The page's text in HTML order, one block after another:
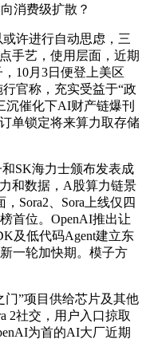
消费级扩散？
许进行自动思虑，三
手艺，使用层面，近期
，10月3日便登上美区
官称，充实受益于“政
沉催化下AI财产链爆刊
单锁定将来算力取存储
SK海力士颁布发表成
和数据，A股算力链景
Sora2、Sora上线仅四
首位。OpenAI推出让
及低代码Agent建立东
一轮加快期。模子方
”项目供给芯片及其他
2社交，用户入口掠取
为首的AI大厂近期